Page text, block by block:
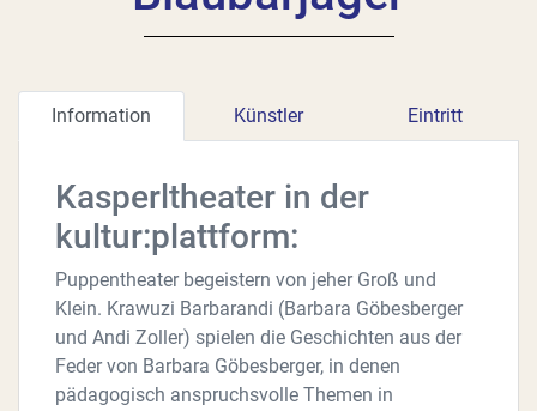
Information Künstler Eintritt
Kasperltheater in der
kultur:plattform:
Puppentheater begeistern von jeher Groß und
Klein. Krawuzi Barbarandi (Barbara Göbesberger
und Andi Zoller) spielen die Geschichten aus der
Feder von Barbara Göbesberger, in denen
pädagogisch anspruchsvolle Themen in